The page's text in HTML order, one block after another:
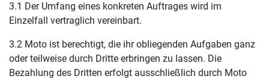
3.1 Der Umfang eines konkreten Auftrages wird im
Einzelfall vertraglich vereinbart.
3.2 Moto ist berechtigt, die ihr obliegenden Aufgaben ganz
oder teilweise durch Dritte erbringen zu lassen. Die
Bezahlung des Dritten erfolgt ausschließlich durch Moto